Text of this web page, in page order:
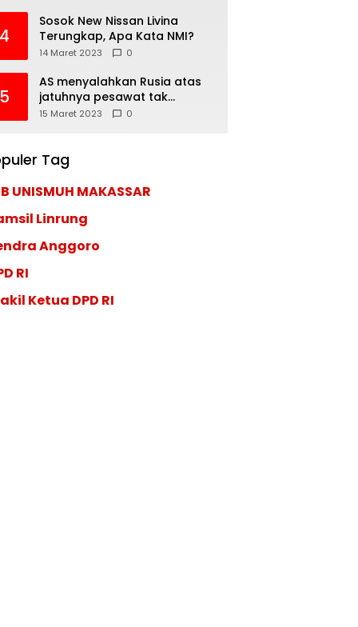
Sosok New Nissan Livina
Terungkap, Apa Kata NMI?
14 Maret 2023 0
AS menyalahkan Rusia atas
jatuhnya pesawat tak
berawak di Laut Hitam,
15 Maret 2023 0
Tag
UNISMUH MAKASSAR
Linrung
Anggoro
RI
Ketua DPD RI